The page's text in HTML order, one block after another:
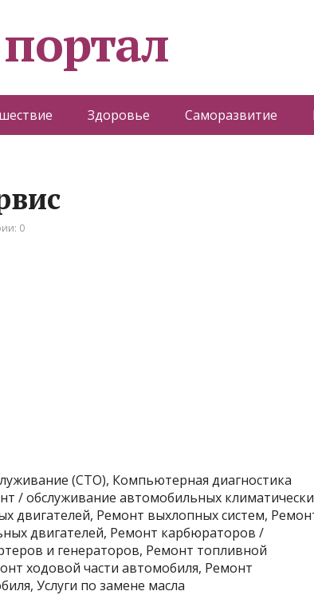
Здоровье Саморазвитие
0
(СТО), Компьютерная диагностика
/ обслуживание автомобильных
двигателей, Ремонт выхлопных систем,
двигателей, Ремонт карбюраторов /
и генераторов, Ремонт топливной
ходовой части автомобиля, Ремонт
Услуги по замене масла